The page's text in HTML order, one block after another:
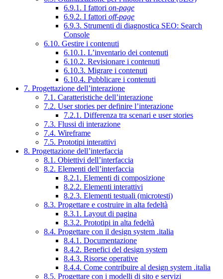
6.9.1. I fattori on-page
6.9.2. I fattori off-page
6.9.3. Strumenti di diagnostica SEO: Search
Console
6.10. Gestire i contenuti
6.10.1. L’inventario dei contenuti
6.10.2. Revisionare i contenuti
6.10.3. Migrare i contenuti
6.10.4. Pubblicare i contenuti
7. Progettazione dell’interazione
7.1. Caratteristiche dell’interazione
7.2. User stories per definire l’interazione
7.2.1. Differenza tra scenari e user stories
7.3. Flussi di interazione
7.4. Wireframe
7.5. Prototipi interattivi
8. Progettazione dell’interfaccia
8.1. Obiettivi dell’interfaccia
8.2. Elementi dell’interfaccia
8.2.1. Elementi di composizione
8.2.2. Elementi interattivi
8.2.3. Elementi testuali (microtesti)
8.3. Progettare e costruire in alta fedeltà
8.3.1. Layout di pagina
8.3.2. Prototipi in alta fedeltà
8.4. Progettare con il design system .italia
8.4.1. Documentazione
8.4.2. Benefici del design system
8.4.3. Risorse operative
8.4.4. Come contribuire al design system .italia
8.5. Progettare con i modelli di sito e servizi